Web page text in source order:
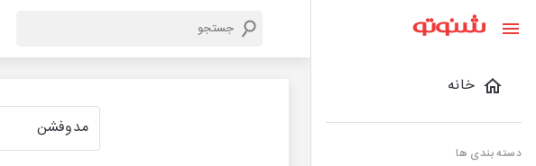
خانه
دسته بندی ها